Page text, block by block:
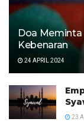
Doa
Kebenaran
24 APRIL 2024
23